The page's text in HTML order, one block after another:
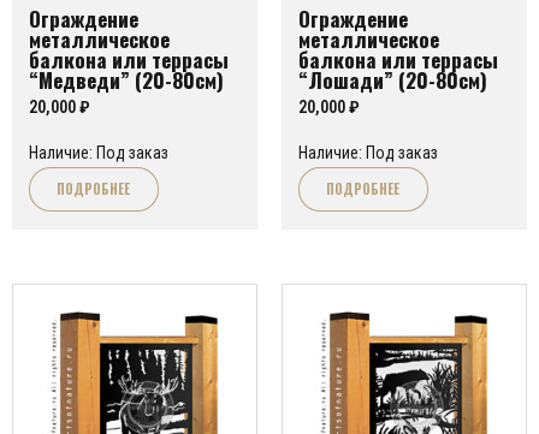
Ограждение
металлическое
балкона или террасы
“Медведи” (20-80см)
20,000₽
Наличие: Под заказ
ПОДРОБНЕЕ
Ограждение
металлическое
балкона или террасы
“Лошади” (20-80см)
20,000₽
Наличие: Под заказ
ПОДРОБНЕЕ